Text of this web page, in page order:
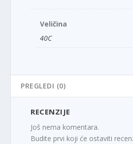
Veličina
40C
PREGLEDI (0)
RECENZIJE
Još nema komentara.
Budite prvi koji će ostaviti